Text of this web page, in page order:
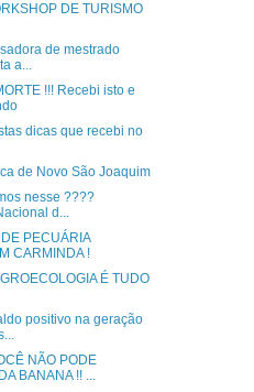
DE TURISMO
de mestrado
a...
!!! Recebi isto e
dicas que recebi no
de Novo São Joaquim
nesse ????
d...
DE PECUÁRIA
CARMINDA !
É TUDO
positivo na geração
NÃO PODE
BANANA !! ...